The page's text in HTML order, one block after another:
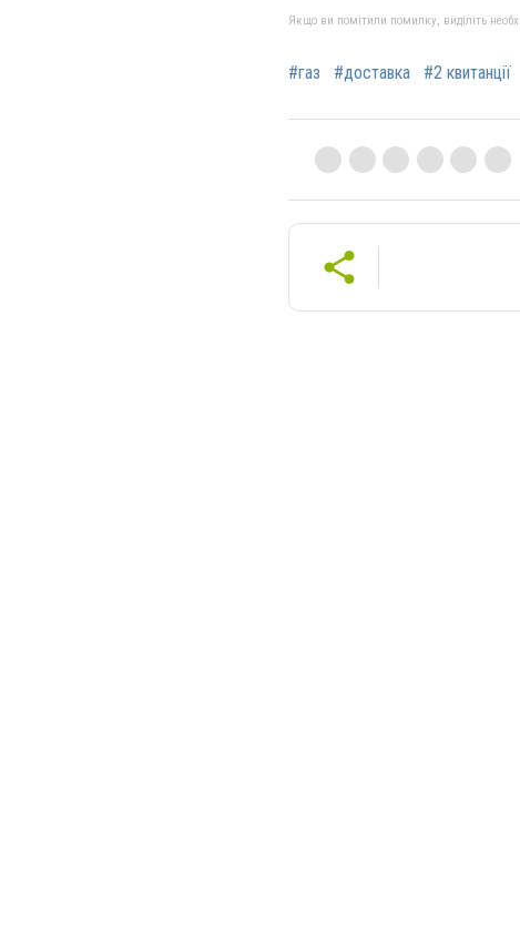
Якщо ви помітили помилку, виділіть
#газ #доставка #2 квитанції